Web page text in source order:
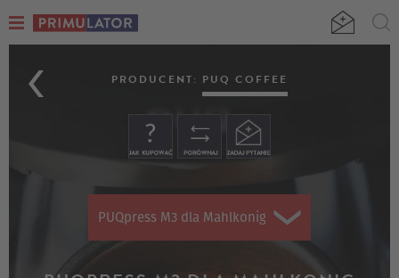
PUQPRESS
M3
DLA
MAHLKÖNIG
(GBW
PRODUCENT: PUQ COFFEE
PUQpress M3 dla Mahlkonig E65S (GbW i GbS)